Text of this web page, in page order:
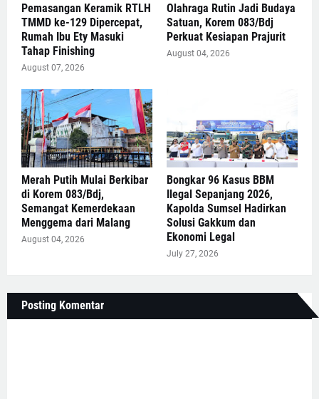
Pemasangan Keramik RTLH
TMMD ke-129 Dipercepat,
Rumah Ibu Ety Masuki
Tahap Finishing
August 07, 2026
Olahraga Rutin Jadi Budaya
Satuan, Korem 083/Bdj
Perkuat Kesiapan Prajurit
August 04, 2026
Merah Putih Mulai Berkibar
di Korem 083/Bdj,
Semangat Kemerdekaan
Menggema dari Malang
August 04, 2026
Bongkar 96 Kasus BBM
Ilegal Sepanjang 2026,
Kapolda Sumsel Hadirkan
Solusi Gakkum dan
Ekonomi Legal
July 27, 2026
Posting Komentar